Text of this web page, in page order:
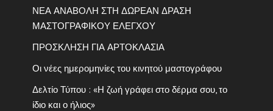
ΝΕΑ ΑΝΑΒΟΛΗ ΣΤΗ ΔΩΡΕΑΝ ΔΡΑΣΗ
ΜΑΣΤΟΓΡΑΦΙΚΟΥ ΕΛΕΓΧΟΥ
ΠΡΟΣΚΛΗΣΗ ΓΙΑ ΑΡΤΟΚΛΑΣΙΑ
Οι νέες ημερομηνίες του κινητού μαστογράφου
Δελτίο Τύπου : «Η ζωή γράφει στο δέρμα σου, το
ίδιο και ο ήλιος»